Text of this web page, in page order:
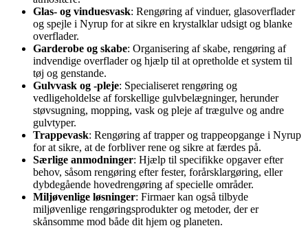
Glas- og vinduesvask: Rengøring af vinduer, glasoverflader
og spejle i Nyrup for at sikre en krystalklar udsigt og blanke
overflader.
Garderobe og skabe: Organisering af skabe, rengøring af
indvendige overflader og hjælp til at opretholde et system til
tøj og genstande.
Gulvvask og -pleje: Specialiseret rengøring og
vedligeholdelse af forskellige gulvbelægninger, herunder
støvsugning, mopping, vask og pleje af trægulve og andre
gulvtyper.
Trappevask: Rengøring af trapper og trappeopgange i Nyrup
for at sikre, at de forbliver rene og sikre at færdes på.
Særlige anmodninger: Hjælp til specifikke opgaver efter
behov, såsom rengøring efter fester, forårsklargøring, eller
dybdegående hovedrengøring af specielle områder.
Miljøvenlige løsninger: Firmaer kan også tilbyde
miljøvenlige rengøringsprodukter og metoder, der er
skånsomme mod både dit hjem og planeten.